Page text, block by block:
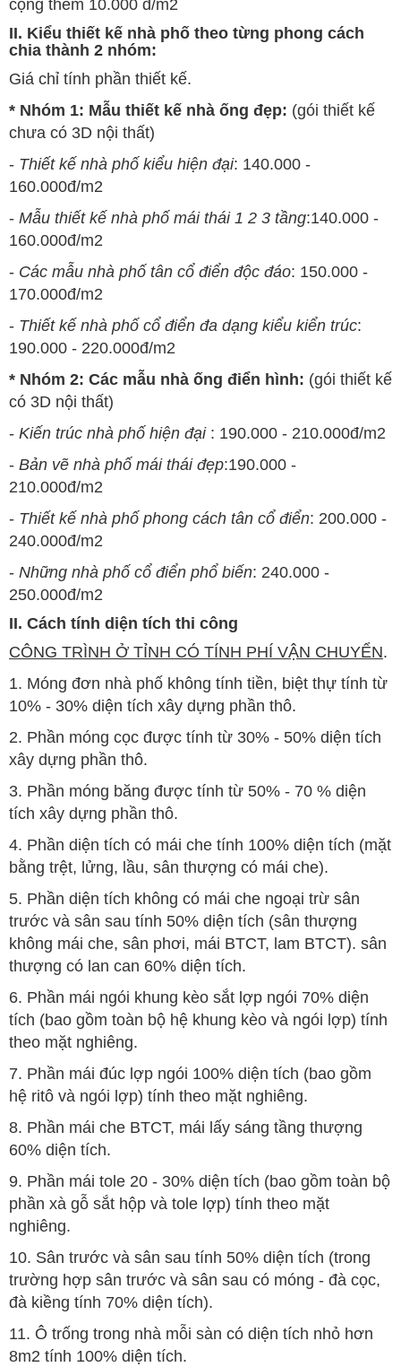
cộng thêm 10.000 đ/m2
II. Kiểu thiết kế nhà phố theo từng phong cách
chia thành 2 nhóm:
Giá chỉ tính phần thiết kế.
* Nhóm 1: Mẫu thiết kế nhà ống đẹp: (gói thiết kế
chưa có 3D nội thất)
- Thiết kế nhà phố kiểu hiện đại: 140.000 -
160.000đ/m2
- Mẫu thiết kế nhà phố mái thái 1 2 3 tầng:140.000 -
160.000đ/m2
- Các mẫu nhà phố tân cổ điển độc đáo: 150.000 -
170.000đ/m2
- Thiết kế nhà phố cổ điển đa dạng kiểu kiển trúc:
190.000 - 220.000đ/m2
* Nhóm 2: Các mẫu nhà ống điển hình: (gói thiết kế
có 3D nội thất)
- Kiến trúc nhà phố hiện đại : 190.000 - 210.000đ/m2
- Bản vẽ nhà phố mái thái đẹp:190.000 -
210.000đ/m2
- Thiết kế nhà phố phong cách tân cổ điển: 200.000 -
240.000đ/m2
- Những nhà phố cổ điển phổ biến: 240.000 -
250.000đ/m2
II. Cách tính diện tích thi công
CÔNG TRÌNH Ở TỈNH CÓ TÍNH PHÍ VẬN CHUYỂN.
1. Móng đơn nhà phố không tính tiền, biệt thự tính từ
10% - 30% diện tích xây dựng phần thô.
2. Phần móng cọc được tính từ 30% - 50% diện tích
xây dựng phần thô.
3. Phần móng băng được tính từ 50% - 70 % diện
tích xây dựng phần thô.
4. Phần diện tích có mái che tính 100% diện tích (mặt
bằng trệt, lửng, lầu, sân thượng có mái che).
5. Phần diện tích không có mái che ngoại trừ sân
trước và sân sau tính 50% diện tích (sân thượng
không mái che, sân phơi, mái BTCT, lam BTCT). sân
thượng có lan can 60% diện tích.
6. Phần mái ngói khung kèo sắt lợp ngói 70% diện
tích (bao gồm toàn bộ hệ khung kèo và ngói lợp) tính
theo mặt nghiêng.
7. Phần mái đúc lợp ngói 100% diện tích (bao gồm
hệ ritô và ngói lợp) tính theo mặt nghiêng.
8. Phần mái che BTCT, mái lấy sáng tầng thượng
60% diện tích.
9. Phần mái tole 20 - 30% diện tích (bao gồm toàn bộ
phần xà gỗ sắt hộp và tole lợp) tính theo mặt
nghiêng.
10. Sân trước và sân sau tính 50% diện tích (trong
trường hợp sân trước và sân sau có móng - đà cọc,
đà kiềng tính 70% diện tích).
11. Ô trống trong nhà mỗi sàn có diện tích nhỏ hơn
8m2 tính 100% diện tích.